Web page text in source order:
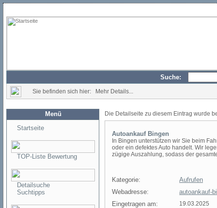
Suche:
Sie befinden sich hier: Mehr Details...
Menü
Startseite
TOP-Liste Bewertung
Detailsuche
Suchtipps
Die Detailseite zu diesem Eintrag wurde
Autoankauf Bingen
In Bingen unterstützen wir Sie beim
oder ein defektes Auto handelt. Wir
zügige Auszahlung, sodass der
Kategorie:
Aufrufen
Webadresse:
autoankauf-
Eingetragen am:
19.03.2025